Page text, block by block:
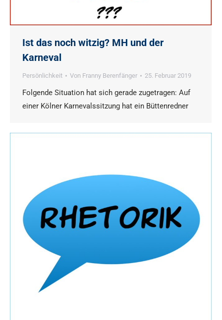
Ist das noch witzig? MH und der
Karneval
Persönlichkeit Von Franny Berenfänger 25. Februar 2019
Folgende Situation hat sich gerade zugetragen: Auf
einer Kölner Karnevalssitzung hat ein Büttenredner